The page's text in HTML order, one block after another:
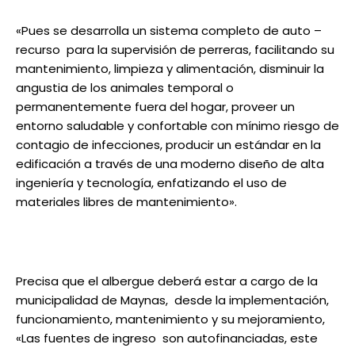
«Pues se desarrolla un sistema completo de auto –
recurso para la supervisión de perreras, facilitando su
mantenimiento, limpieza y alimentación, disminuir la
angustia de los animales temporal o
permanentemente fuera del hogar, proveer un
entorno saludable y confortable con mínimo riesgo de
contagio de infecciones, producir un estándar en la
edificación a través de una moderno diseño de alta
ingeniería y tecnología, enfatizando el uso de
materiales libres de mantenimiento».
Precisa que el albergue deberá estar a cargo de la
municipalidad de Maynas, desde la implementación,
funcionamiento, mantenimiento y su mejoramiento,
«Las fuentes de ingreso son autofinanciadas, este